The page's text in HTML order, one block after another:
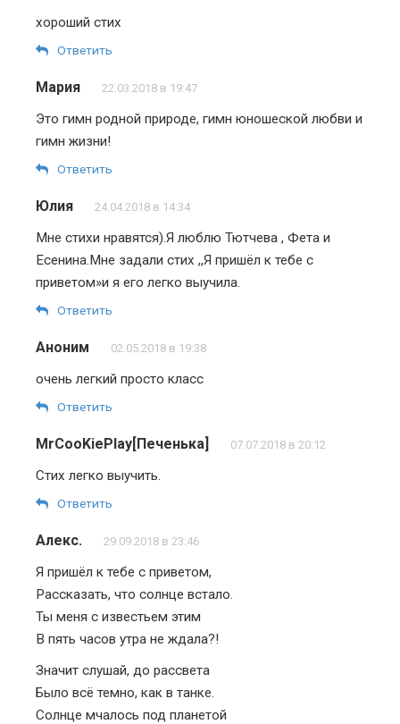
хороший стих
Ответить
Мария 22.03.2018 в 19:47
Это гимн родной природе, гимн юношеской любви и
гимн жизни!
Ответить
Юлия 24.04.2018 в 14:34
Мне стихи нравятся).Я люблю Тютчева , Фета и
Есенина.Мне задали стих ,,Я пришёл к тебе с
приветом»и я его легко выучила.
Ответить
Аноним 02.05.2018 в 19:38
очень легкий просто класс
Ответить
MrCooKiePlay[Печенька] 07.07.2018 в 20:12
Стих легко выучить.
Ответить
Алекс. 29.09.2018 в 23:46
Я пришёл к тебе с приветом,
Рассказать, что солнце встало.
Ты меня с известьем этим
В пять часов утра не ждала?!
Значит слушай, до рассвета
Было всё темно, как в танке.
Солнце мчалось под планетой